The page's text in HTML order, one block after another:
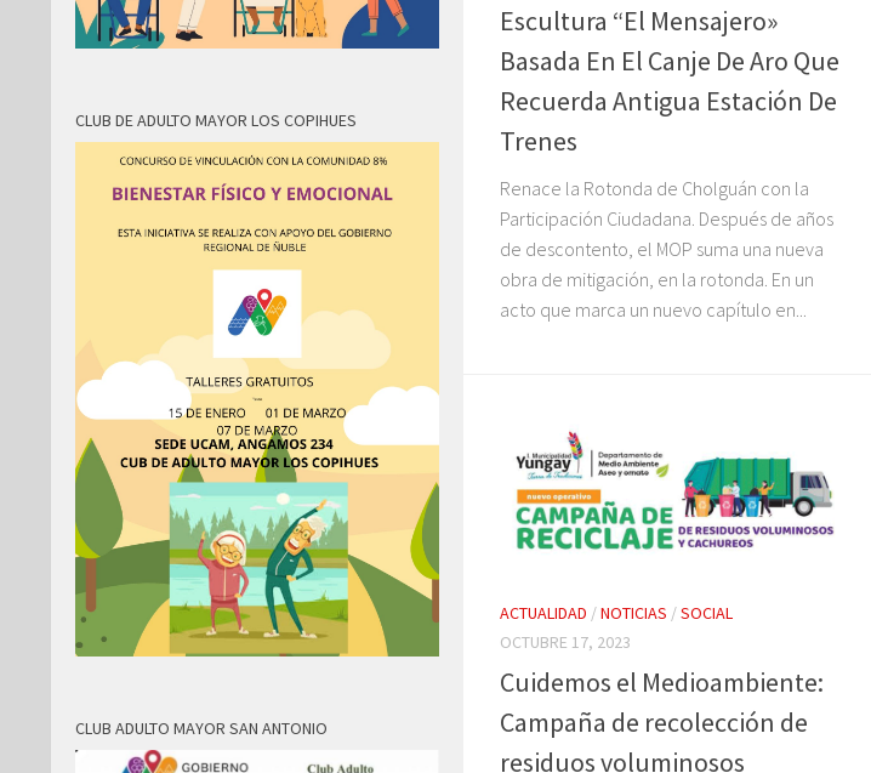
Escultura “El Mensajero»
Basada En El Canje De Aro Que
Recuerda Antigua Estación De
Trenes
Renace la Rotonda de Cholguán con la
Participación Ciudadana. Después de años
de descontento, el MOP suma una nueva
obra de mitigación, en la rotonda. En un
acto que marca un nuevo capítulo en...
ACTUALIDAD /NOTICIAS /SOCIAL
OCTUBRE 17, 2023
Cuidemos el Medioambiente:
Campaña de recolección de
residuos voluminosos
CLUB DE ADULTO MAYOR LOS COPIHUES
CLUB ADULTO MAYOR SAN ANTONIO